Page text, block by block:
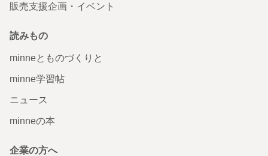
販売支援企画・イベント
読みもの
minneとものづくりと
minne学習帖
ニュース
minneの本
企業の方へ